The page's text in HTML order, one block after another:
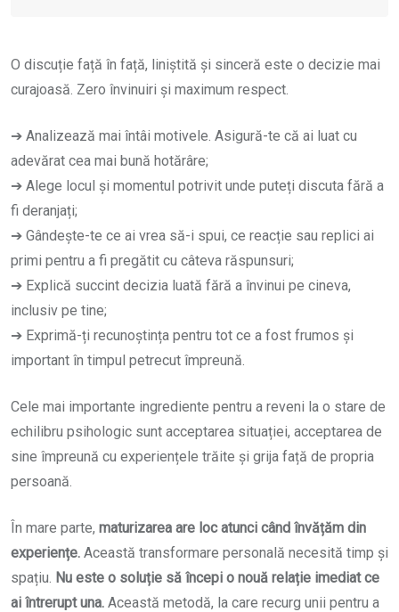
O discuție față în față, liniștită și sinceră este o decizie mai
curajoasă. Zero învinuiri și maximum respect.
➔ Analizează mai întâi motivele. Asigură-te că ai luat cu
adevărat cea mai bună hotărâre;
➔ Alege locul și momentul potrivit unde puteți discuta fără a
fi deranjați;
➔ Gândește-te ce ai vrea să-i spui, ce reacție sau replici ai
primi pentru a fi pregătit cu câteva răspunsuri;
➔ Explică succint decizia luată fără a învinui pe cineva,
inclusiv pe tine;
➔ Exprimă-ți recunoștința pentru tot ce a fost frumos și
important în timpul petrecut împreună.
Cele mai importante ingrediente pentru a reveni la o stare de
echilibru psihologic sunt acceptarea situației, acceptarea de
sine împreună cu experiențele trăite și grija față de propria
persoană.
În mare parte, maturizarea are loc atunci când învățăm din
experiențe. Această transformare personală necesită timp și
spațiu. Nu este o soluție să începi o nouă relație imediat ce
ai întrerupt una. Această metodă, la care recurg unii pentru a